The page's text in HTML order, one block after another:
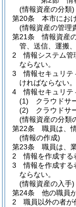
(情報資産の分類)
第20条
本市にお
(情報資産の管理
第21条
情報資産
管、送信、運搬
2
情報システム管
ならない。
3
情報セキュリテ
ければならない。
4
情報セキュリテ
(1)
クラウドサ
(2)
クラウドサ
(情報資産の分類
第22条
職員は、
(情報の作成)
第23条
職員は、
2
情報を作成する
3
情報を作成する
ならない。
(情報資産の入手)
第24条
他の職員
2
職員以外の者が